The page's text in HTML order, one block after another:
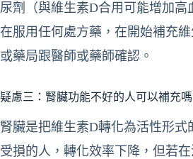
尿劑（與維生素D合用可能增加高
在服用任何處方藥，在開始補充
或藥局跟醫師或藥師確認。
疑慮三：腎臟功能不好的人可以補充嗎
腎臟是把維生素D轉化為活性形式
受損的人，轉化效率下降，但若